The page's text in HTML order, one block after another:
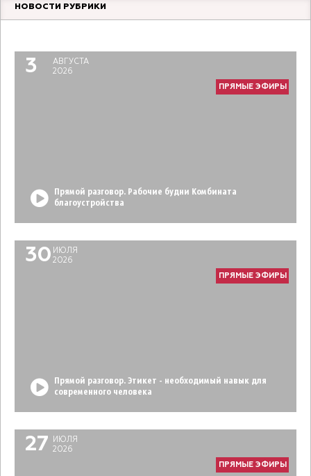
НОВОСТИ РУБРИКИ
6
Прямой разговор. Молодой педагог
3
АВГУСТА
2026
ПРЯМЫЕ ЭФИРЫ
Прямой разговор. Рабочие будни Комбината
благоустройства
30 ИЮЛЯ
2026
ПРЯМЫЕ ЭФИРЫ
Прямой разговор. Этикет - необходимый навык для
современного человека
27
ИЮЛЯ
2026
ПРЯМЫЕ ЭФИРЫ